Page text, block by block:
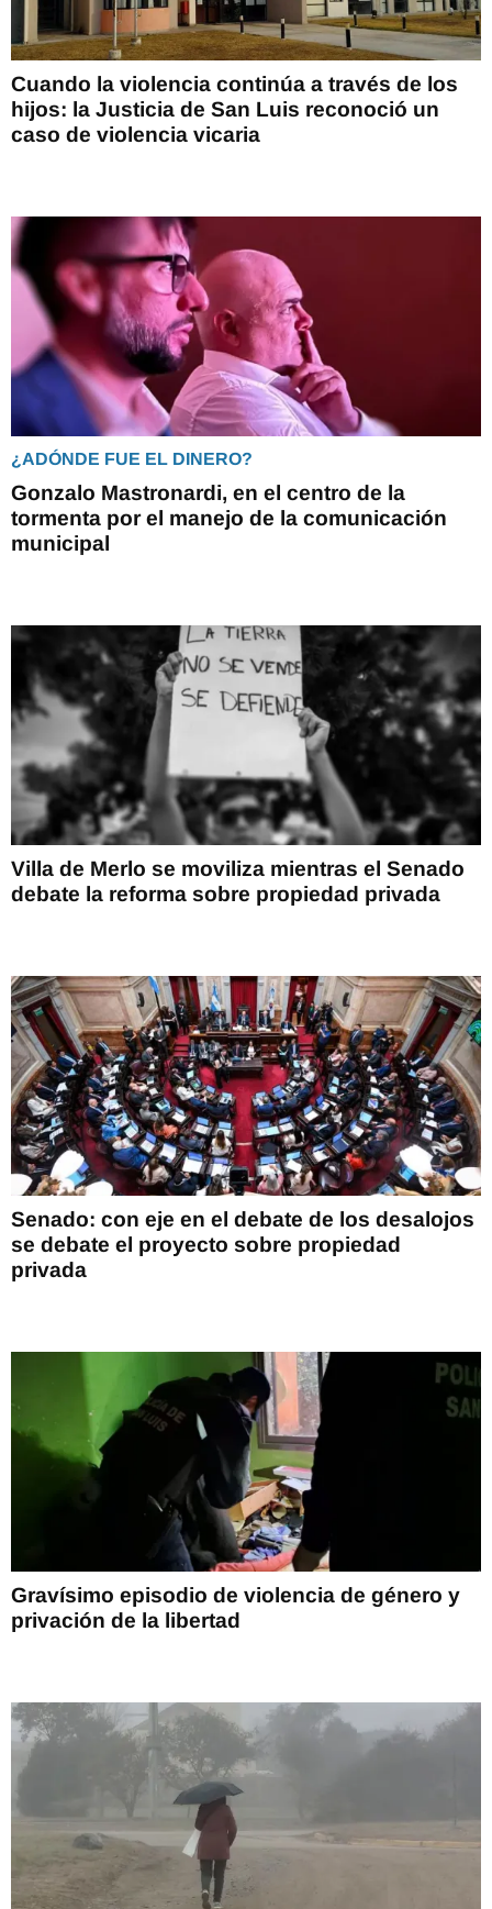
Cuando la violencia continúa a través de los
hijos: la Justicia de San Luis reconoció un
caso de violencia vicaria
¿ADÓNDE FUE EL DINERO?
Gonzalo Mastronardi, en el centro de la
tormenta por el manejo de la comunicación
municipal
Villa de Merlo se moviliza mientras el Senado
debate la reforma sobre propiedad privada
Senado: con eje en el debate de los desalojos
se debate el proyecto sobre propiedad
privada
Gravísimo episodio de violencia de género y
privación de la libertad